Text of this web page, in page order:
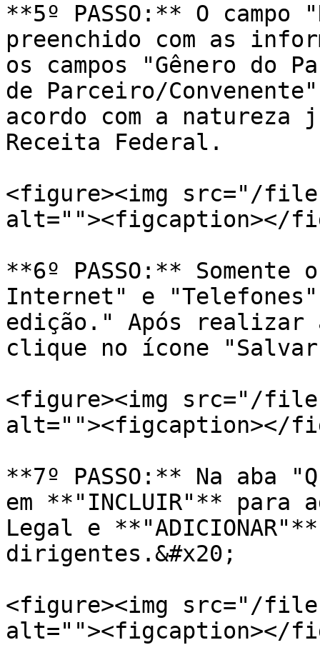
**5º PASSO:** O
preenchido com as
os campos "Gênero do
de Parceiro/
acordo com a
Receita Federal.
<figure><img src="/files/
alt=""><figcaption></
**6º PASSO:** Somente
Internet" e
edição." Após realizar
clique no ícone
<figure><img src="/files/
alt=""><figcaption></
**7º PASSO:** Na aba
em **"INCLUIR"** para
Legal e
dirigentes.&#x20;
<figure><img src="/files/
alt=""><figcaption></